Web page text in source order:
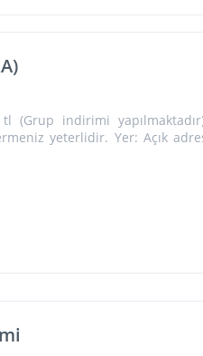
indirimi
yeterlidir. Yer: Açık